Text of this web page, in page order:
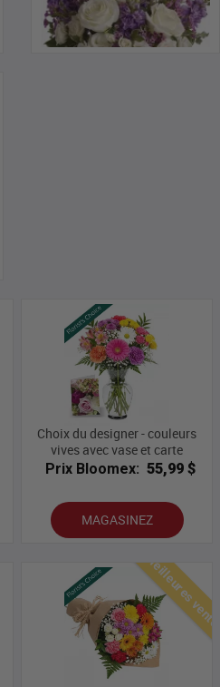
Choix du designer - couleurs
vives avec vase et carte
Prix Bloomex: 55,99 $
MAGASINEZ
Meilleures